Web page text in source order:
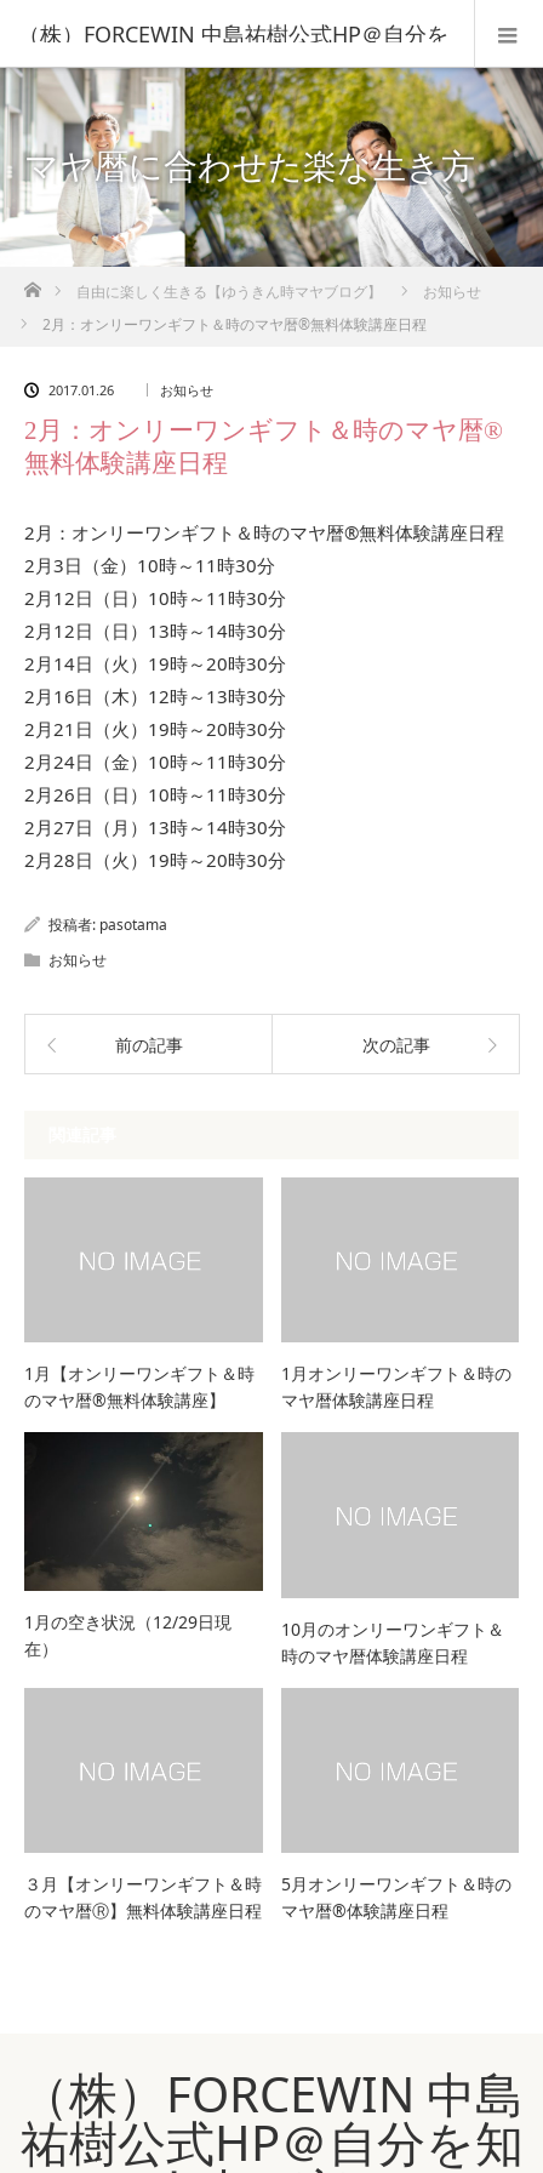
（株）FORCEWIN 中島祐樹公式HP＠自分を
知って人生を変える！
マヤ暦に合わせた楽な生き方
ホーム自由に楽しく生きる【ゆうきん時マヤブログ】
お知らせ
2月：オンリーワンギフト＆時のマヤ暦®無料体験講座日程
2017.01.26 お知らせ
2月：オンリーワンギフト＆時のマヤ暦®
無料体験講座日程
2月：オンリーワンギフト＆時のマヤ暦®無料体験講座日程
2月3日（金）10時～11時30分
2月12日（日）10時～11時30分
2月12日（日）13時～14時30分
2月14日（火）19時～20時30分
2月16日（木）12時～13時30分
2月21日（火）19時～20時30分
2月24日（金）10時～11時30分
2月26日（日）10時～11時30分
2月27日（月）13時～14時30分
2月28日（火）19時～20時30分
投稿者: pasotama
お知らせ
前の記事 次の記事
1月【オンリーワンギフト＆時
のマヤ暦®無料体験講座】
1月オンリーワンギフト＆時の
マヤ暦体験講座日程
1月の空き状況（12/29日現
在）
10月のオンリーワンギフト＆
時のマヤ暦体験講座日程
３月【オンリーワンギフト＆時
のマヤ暦Ⓡ】無料体験講座日程
5月オンリーワンギフト＆時の
マヤ暦®体験講座日程
（株）FORCEWIN 中島
祐樹公式HP＠自分を知